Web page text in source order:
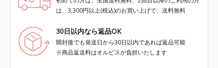
は、3,300円以上(税込)のお買い上げで、送料無料
30日以内なら返品OK
開封後でも発送日から30日以内であれば返品可能
※商品返送料はオルビスが負担いたします